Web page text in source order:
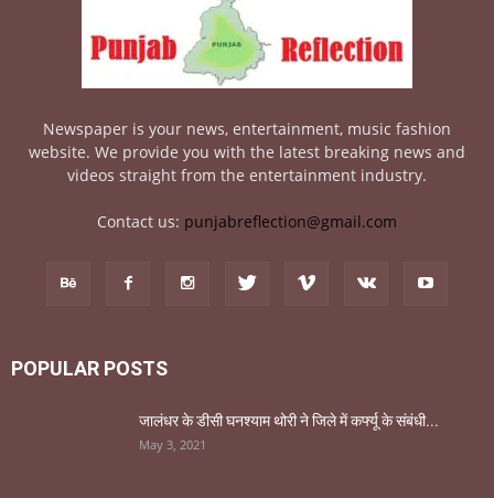
Newspaper is your news, entertainment, music fashion
website. We provide you with the latest breaking news and
videos straight from the entertainment industry.
Contact us: punjabreflection@gmail.com
POPULAR POSTS
जालंधर के डीसी घनश्याम थोरी ने जिले में कर्फ्यू के संबंधी...
May 3, 2021